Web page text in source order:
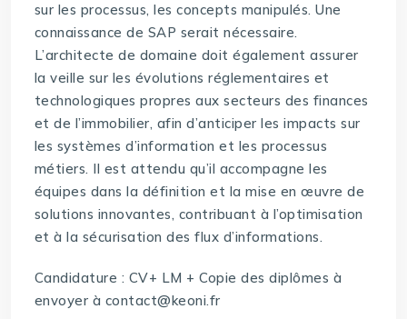
sur les processus, les concepts manipulés. Une
connaissance de SAP serait nécessaire.
L’architecte de domaine doit également assurer
la veille sur les évolutions réglementaires et
technologiques propres aux secteurs des finances
et de l’immobilier, afin d’anticiper les impacts sur
les systèmes d’information et les processus
métiers. Il est attendu qu’il accompagne les
équipes dans la définition et la mise en œuvre de
solutions innovantes, contribuant à l’optimisation
et à la sécurisation des flux d’informations.
Candidature : CV+ LM + Copie des diplômes à
envoyer à contact@keoni.fr